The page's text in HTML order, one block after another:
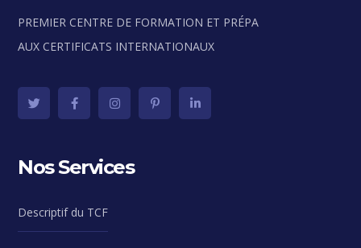
PREMIER CENTRE DE FORMATION ET PRÉPA
AUX CERTIFICATS INTERNATIONAUX
Nos Services
Descriptif du TCF